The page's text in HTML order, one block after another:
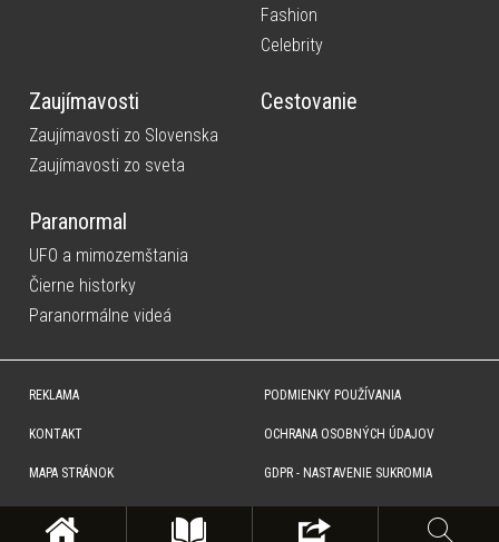
Fashion
Celebrity
Zaujímavosti
Zaujímavosti zo Slovenska
Zaujímavosti zo sveta
Cestovanie
Paranormal
UFO a mimozemštania
Čierne historky
Paranormálne videá
REKLAMA
KONTAKT
MAPA STRÁNOK
PODMIENKY POUŽÍVANIA
OCHRANA OSOBNÝCH ÚDAJOV
GDPR - NASTAVENIE SUKROMIA
súhlas na rozmnožovanie, šírenie a na verejný prenos obsahu. Na tejto stránke môžu byť umiestnené reklamné